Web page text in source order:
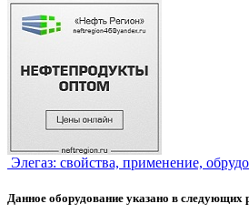
Элегаз: свойства, применение,
Данное оборудование указано в следующих